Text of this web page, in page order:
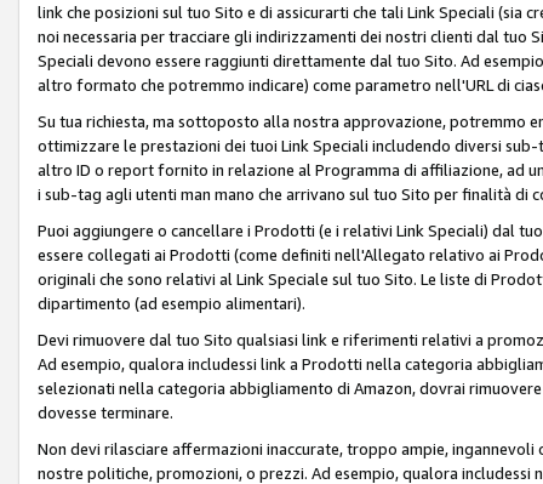
link che posizioni sul tuo Sito e di assicurarti che tali Link Speciali
noi necessaria per tracciare gli indirizzamenti dei nostri clienti dal tuo
Speciali devono essere raggiunti direttamente dal tuo Sito. Ad
altro formato che potremmo indicare) come parametro nell'URL di
Su tua richiesta, ma sottoposto alla nostra approvazione,
ottimizzare le prestazioni dei tuoi Link Speciali includendo diversi sub-
altro ID o report fornito in relazione al Programma di affiliazione, ad
i sub-tag agli utenti man mano che arrivano sul tuo Sito per finalità
Puoi aggiungere o cancellare i Prodotti (e i relativi Link Speciali) dal
essere collegati ai Prodotti (come definiti nell'Allegato relativo ai
originali che sono relativi al Link Speciale sul tuo Sito. Le liste di
dipartimento (ad esempio alimentari).
Devi rimuovere dal tuo Sito qualsiasi link e riferimenti relativi a
Ad esempio, qualora includessi link a Prodotti nella categoria
selezionati nella categoria abbigliamento di Amazon, dovrai
dovesse terminare.
Non devi rilasciare affermazioni inaccurate, troppo ampie,
nostre politiche, promozioni, o prezzi. Ad esempio, qualora includessi